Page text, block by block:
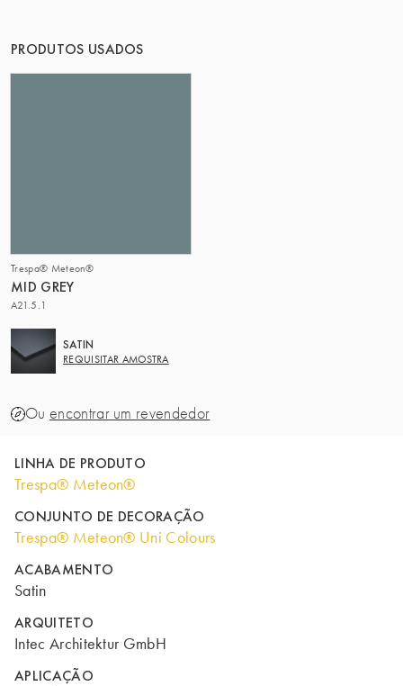
PRODUTOS USADOS
Trespa® Meteon®
MID GREY
A21.5.1
SATIN
REQUISITAR AMOSTRA
Ou encontrar um revendedor
LINHA DE PRODUTO
Trespa® Meteon®
CONJUNTO DE DECORAÇÃO
Trespa® Meteon® Uni Colours
ACABAMENTO
Satin
ARQUITETO
Intec Architektur GmbH
APLICAÇÃO